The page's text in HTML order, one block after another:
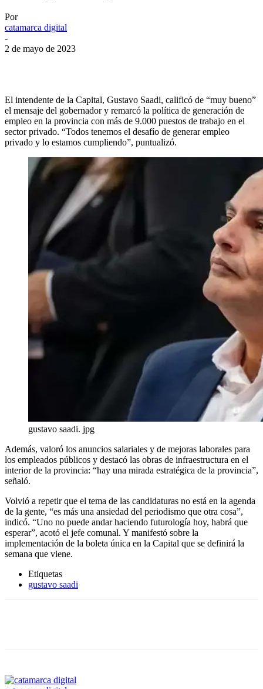
Por
catamarca digital
-
2 de mayo de 2023
El intendente de la Capital, Gustavo Saadi, calificó de “muy bueno”
el mensaje del gobernador y remarcó la política de generación de
empleo en la provincia con más de 9.000 puestos de trabajo en el
sector privado. “Todos tenemos el desafío de generar empleo
privado y lo estamos cumpliendo”, puntualizó.
gustavo saadi. jpg
Además, valoró los anuncios salariales y de mejoras laborales para
los empleados públicos y destacó las obras de infraestructura en el
interior de la provincia: “hay una mirada estratégica de la provincia”,
señaló.
Volvió a repetir que el tema de las candidaturas no está en la agenda
de la gente, “es más una ansiedad del periodismo que otra cosa”,
indicó. “Uno no puede andar haciendo futurología hoy, habrá que
esperar”, acotó el jefe comunal. Y manifestó sobre la
implementación de la boleta única en la Capital que se definirá la
semana que viene.
Etiquetas
gustavo saadi